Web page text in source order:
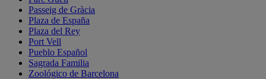
Passeig de Gràcia
Plaza de España
Plaza del Rey
Port Vell
Pueblo Español
Sagrada Familia
Zoológico de Barcelona